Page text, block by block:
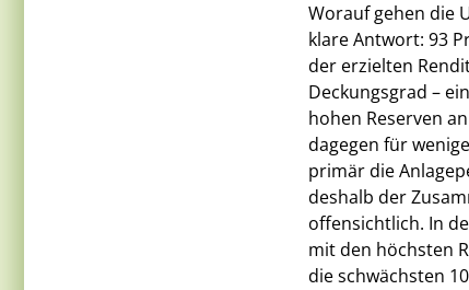
Worauf gehen die
klare Antwort: 93
der erzielten
Deckungsgrad –
hohen Reserven
dagegen für
primär die
deshalb der
offensichtlich. In
mit den höchsten
die schwächsten